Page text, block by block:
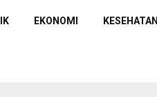
EKONOMI KESEHATAN